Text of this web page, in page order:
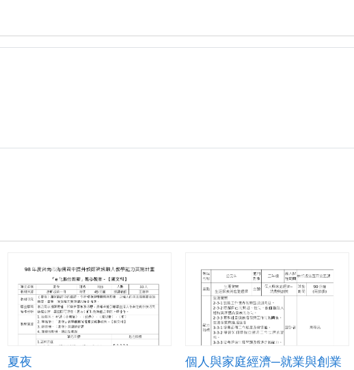
夏夜 個人與家庭經濟─就業與創業